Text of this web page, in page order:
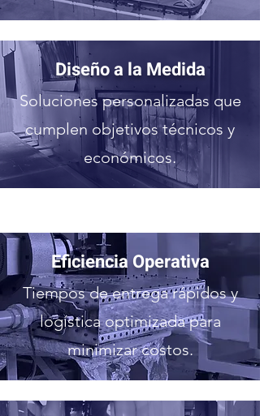
Diseño a la Medida
Soluciones personalizadas que
cumplen objetivos técnicos y
económicos.
Eficiencia Operativa
Tiempos de entrega rápidos y
logística optimizada para
minimizar costos.